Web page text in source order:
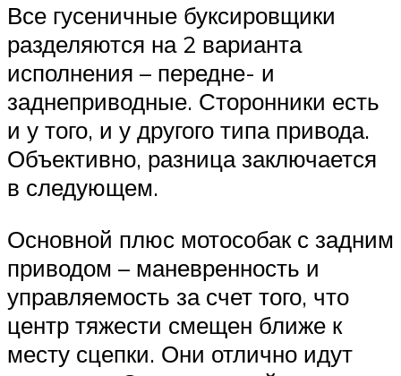
Все гусеничные буксировщики
разделяются на 2 варианта
исполнения – передне- и
заднеприводные. Сторонники есть
и у того, и у другого типа привода.
Объективно, разница заключается
в следующем.
Основной плюс мотособак с задним
приводом – маневренность и
управляемость за счет того, что
центр тяжести смещен ближе к
месту сцепки. Они отлично идут